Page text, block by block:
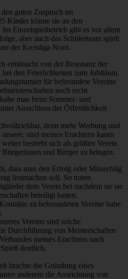
guten Zuspruch im
Kinder könne sie an den
Im Einzelspielbetrieb gibt es vor allem
aber auch das Schülerteam spielt
der Kreisliga Nord.
enttäuscht von der Resonanz der
den Feierlichkeiten zum Jubiläum.
für befreundete Vereine
noch recht
man beim Sommer- und
Ausschluss der Öffentlichkeit
denn mehr Werbung und
sind meines Erachtens kaum
bestrebt sich als größter Verein
und Bürger zu bringen.
dass man den Erfolg oder Misserfolg
festmachen soll. So traten
dem Verein bei nachdem sie sie
beteiligt hatten.
zu befreundeten Vereine habe
Vereins sind solche
Durchführung von Meisterschaften
meines Erachtens nach
deutlich.
brachte die Gründung eines
anderem die Ausrichtung von